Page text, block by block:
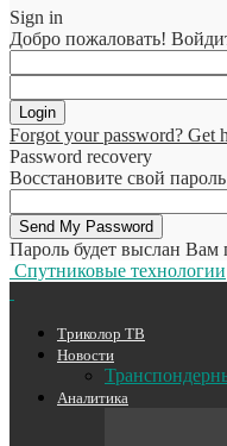
Sign in
Добро пожаловать!
Forgot your password? Get
Password recovery
Восстановите свой пароль
Пароль будет выслан Вам
Спутниковые технологии
Триколор ТВ
Новости
Аналитика